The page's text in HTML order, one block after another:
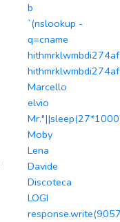
b
`(nslookup -
q=cname
Marcello
elvio
Moby
Lena
Davide
Discoteca
LOGI